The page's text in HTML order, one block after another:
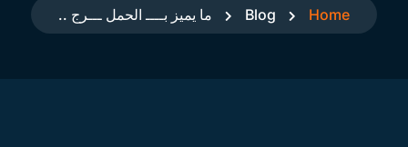
Home
Blog ما يميز بــــ الحمل ـــرج ..